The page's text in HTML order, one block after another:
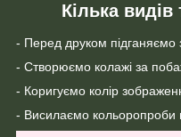
Кілька видів
- Перед друком підганяємо
- Створюємо колажі за
- Коригуємо колір
- Висилаємо кольоропроби